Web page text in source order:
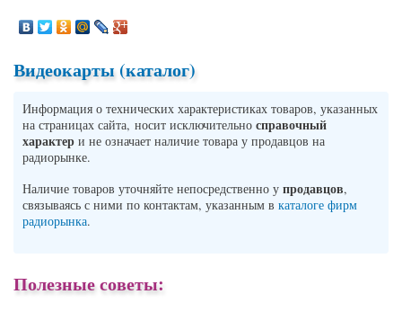
Видеокарты (каталог)
Информация о технических характеристиках товаров, указанных
на страницах сайта, носит исключительно справочный
характер и не означает наличие товара у продавцов на
радиорынке.
Наличие товаров уточняйте непосредственно у продавцов,
связываясь с ними по контактам, указанным в каталоге фирм
радиорынка.
Полезные советы: